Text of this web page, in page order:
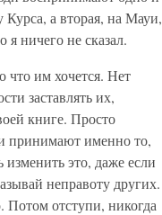
а вторая, на Мауи,
ничего не сказал.
что им хочется. Нет
заставлять их,
книге. Просто
и принимают именно то,
это, даже если
неправоту других.
Потом отступи, никогда